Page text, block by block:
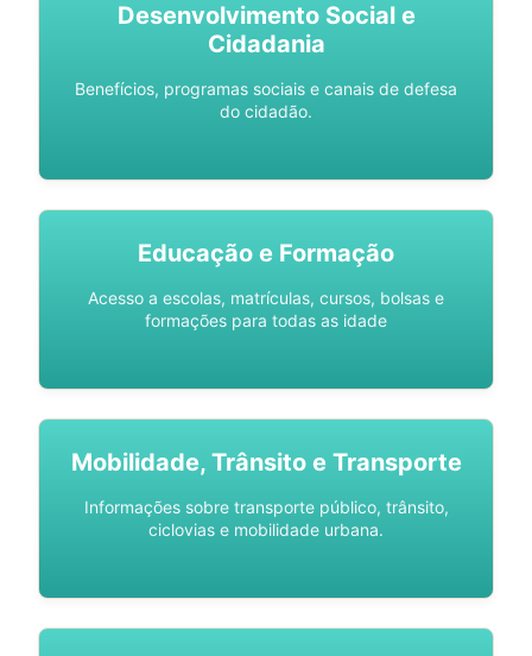
Desenvolvimento Social e
Cidadania
Benefícios, programas sociais e canais de defesa
do cidadão.
Educação e Formação
Acesso a escolas, matrículas, cursos, bolsas e
formações para todas as idade
Mobilidade, Trânsito e Transporte
Informações sobre transporte público, trânsito,
ciclovias e mobilidade urbana.